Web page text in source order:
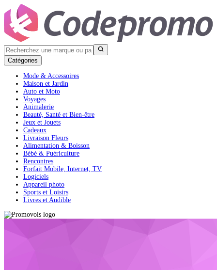
Catégories
Mode & Accessoires
Maison et Jardin
Auto et Moto
Voyages
Animalerie
Beauté, Santé et Bien-être
Jeux et Jouets
Cadeaux
Livraison Fleurs
Alimentation & Boisson
Bébé & Puériculture
Rencontres
Forfait Mobile, Internet, TV
Logiciels
Appareil photo
Sports et Loisirs
Livres et Audible